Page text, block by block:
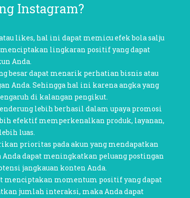
Instagram?
likes, hal ini dapat memicu efek bola salju
lingkaran positif yang dapat
Anda.
besar dapat menarik perhatian bisnis atau
Anda. Sehingga hal ini karena angka yang
di kalangan pengikut.
lebih berhasil dalam upaya promosi
efektif memperkenalkan produk, layanan,
luas.
prioritas pada akun yang mendapatkan
dapat meningkatkan peluang postingan
jangkauan konten Anda.
menciptakan momentum positif yang dapat
jumlah interaksi, maka Anda dapat